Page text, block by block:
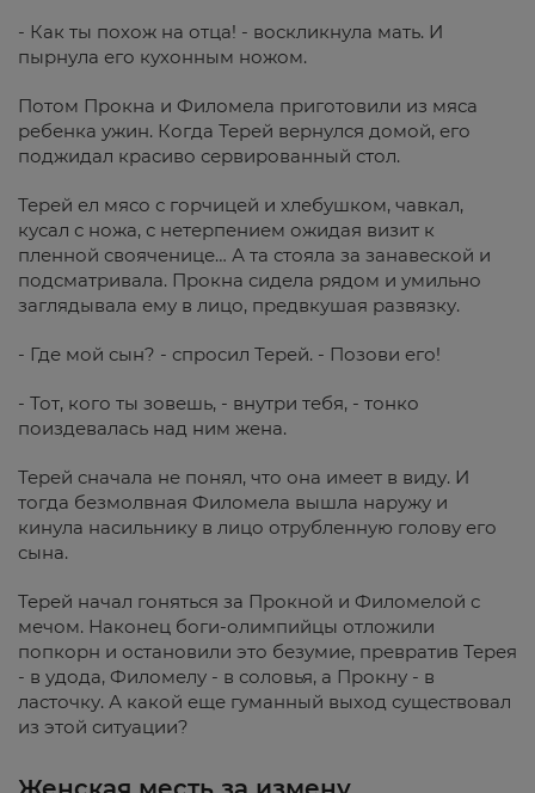
- Как ты похож на отца! - воскликнула мать. И
пырнула его кухонным ножом.
Потом Прокна и Филомела приготовили из мяса
ребенка ужин. Когда Терей вернулся домой, его
поджидал красиво сервированный стол.
Терей ел мясо с горчицей и хлебушком, чавкал,
кусал с ножа, с нетерпением ожидая визит к
пленной свояченице… А та стояла за занавеской и
подсматривала. Прокна сидела рядом и умильно
заглядывала ему в лицо, предвкушая развязку.
- Где мой сын? - спросил Терей. - Позови его!
- Тот, кого ты зовешь, - внутри тебя, - тонко
поиздевалась над ним жена.
Терей сначала не понял, что она имеет в виду. И
тогда безмолвная Филомела вышла наружу и
кинула насильнику в лицо отрубленную голову его
сына.
Терей начал гоняться за Прокной и Филомелой с
мечом. Наконец боги-олимпийцы отложили
попкорн и остановили это безумие, превратив Терея
- в удода, Филомелу - в соловья, а Прокну - в
ласточку. А какой еще гуманный выход существовал
из этой ситуации?